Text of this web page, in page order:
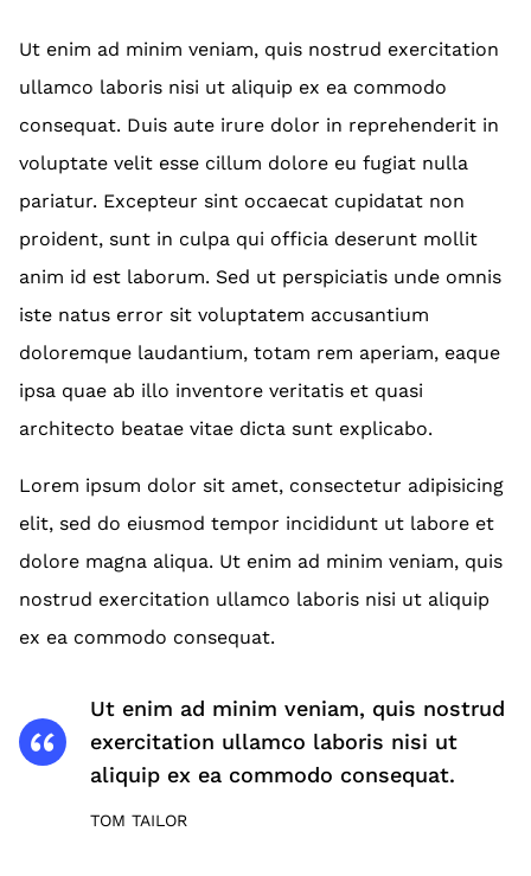
Ut enim ad minim veniam, quis nostrud exercitation
ullamco laboris nisi ut aliquip ex ea commodo
consequat. Duis aute irure dolor in reprehenderit in
voluptate velit esse cillum dolore eu fugiat nulla
pariatur. Excepteur sint occaecat cupidatat non
proident, sunt in culpa qui officia deserunt mollit
anim id est laborum. Sed ut perspiciatis unde omnis
iste natus error sit voluptatem accusantium
doloremque laudantium, totam rem aperiam, eaque
ipsa quae ab illo inventore veritatis et quasi
architecto beatae vitae dicta sunt explicabo.
Lorem ipsum dolor sit amet, consectetur adipisicing
elit, sed do eiusmod tempor incididunt ut labore et
dolore magna aliqua. Ut enim ad minim veniam, quis
nostrud exercitation ullamco laboris nisi ut aliquip
ex ea commodo consequat.
Ut enim ad minim veniam, quis nostrud
exercitation ullamco laboris nisi ut
aliquip ex ea commodo consequat.
TOM TAILOR